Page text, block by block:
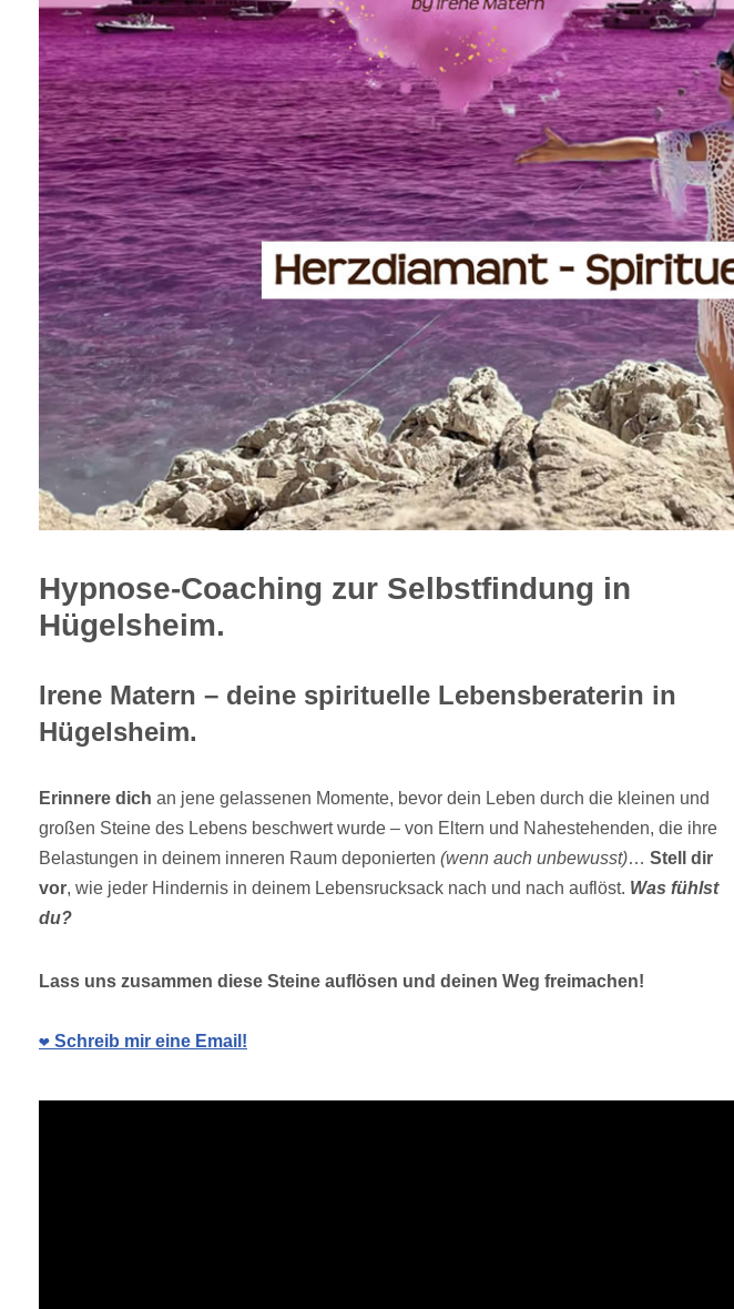
Hypnose-Coaching zur Selbstfindung in
Hügelsheim.
Irene Matern – deine spirituelle Lebensberaterin in
Hügelsheim.
Erinnere dich an jene gelassenen Momente, bevor dein Leben durch die kleinen und
großen Steine des Lebens beschwert wurde – von Eltern und Nahestehenden, die ihre
Belastungen in deinem inneren Raum deponierten (wenn auch unbewusst)… Stell dir
vor, wie jeder Hindernis in deinem Lebensrucksack nach und nach auflöst. Was fühlst
du?
Lass uns zusammen diese Steine auflösen und deinen Weg freimachen!
❤️ Schreib mir eine Email!